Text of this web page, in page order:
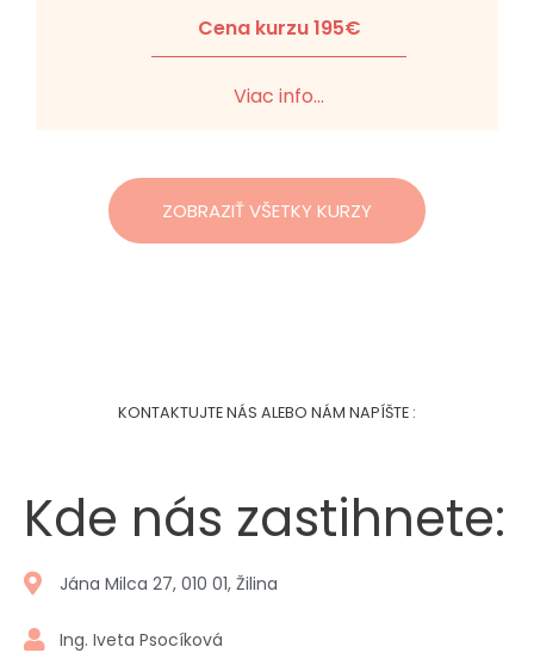
Cena kurzu 195€
Viac info...
ZOBRAZIŤ VŠETKY KURZY
KONTAKTUJTE NÁS ALEBO NÁM NAPÍŠTE :
Kde nás zastihnete:
Jána Milca 27, 010 01, Žilina
Ing. Iveta Psocíková